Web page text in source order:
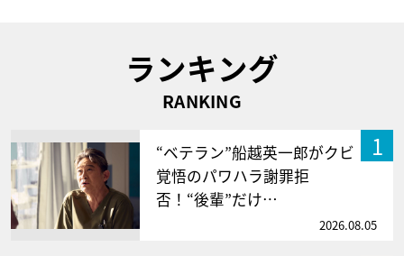
ランキング
RANKING
1
“ベテラン”船越英一郎がクビ
覚悟のパワハラ謝罪拒
否！“後輩”だけ…
2026.08.05